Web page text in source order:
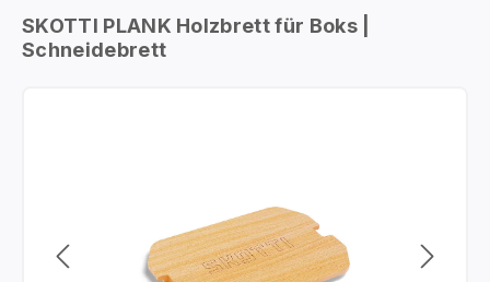
SKOTTI PLANK Holzbrett für Boks |
Schneidebrett